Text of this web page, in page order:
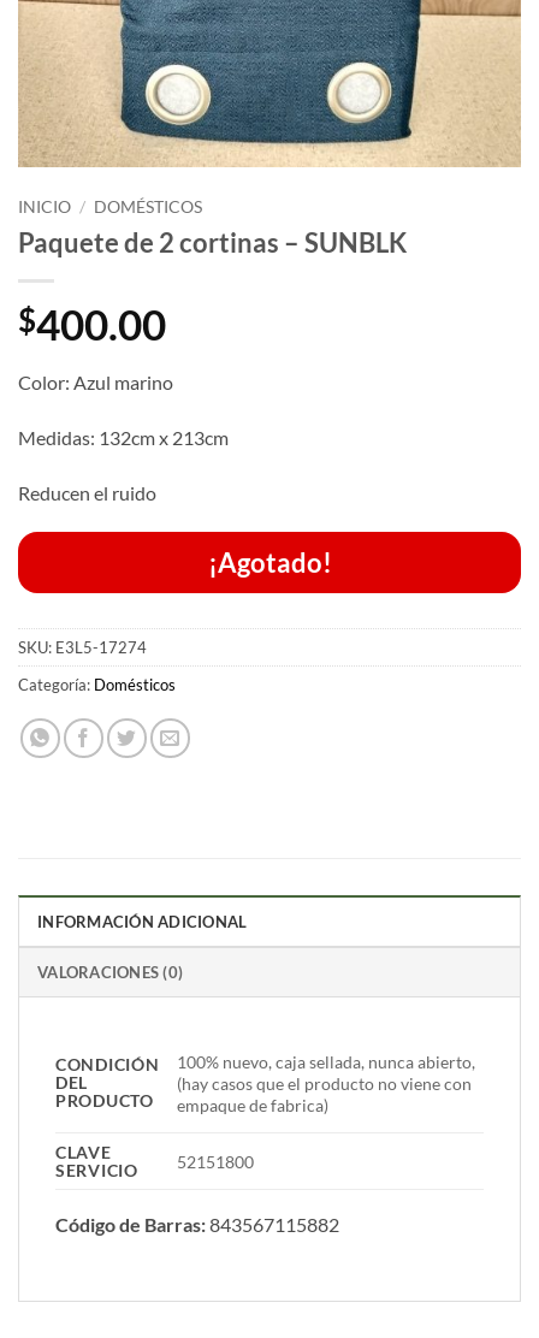
INICIO / DOMÉSTICOS
Paquete de 2 cortinas – SUNBLK
$400.00
Color: Azul marino
Medidas: 132cm x 213cm
Reducen el ruido
¡Agotado!
SKU: E3L5-17274
Categoría: Domésticos
INFORMACIÓN ADICIONAL
VALORACIONES (0)
CONDICIÓN
DEL
PRODUCTO
100% nuevo, caja sellada, nunca abierto,
(hay casos que el producto no viene con
empaque de fabrica)
CLAVE
SERVICIO
52151800
Código de Barras:843567115882